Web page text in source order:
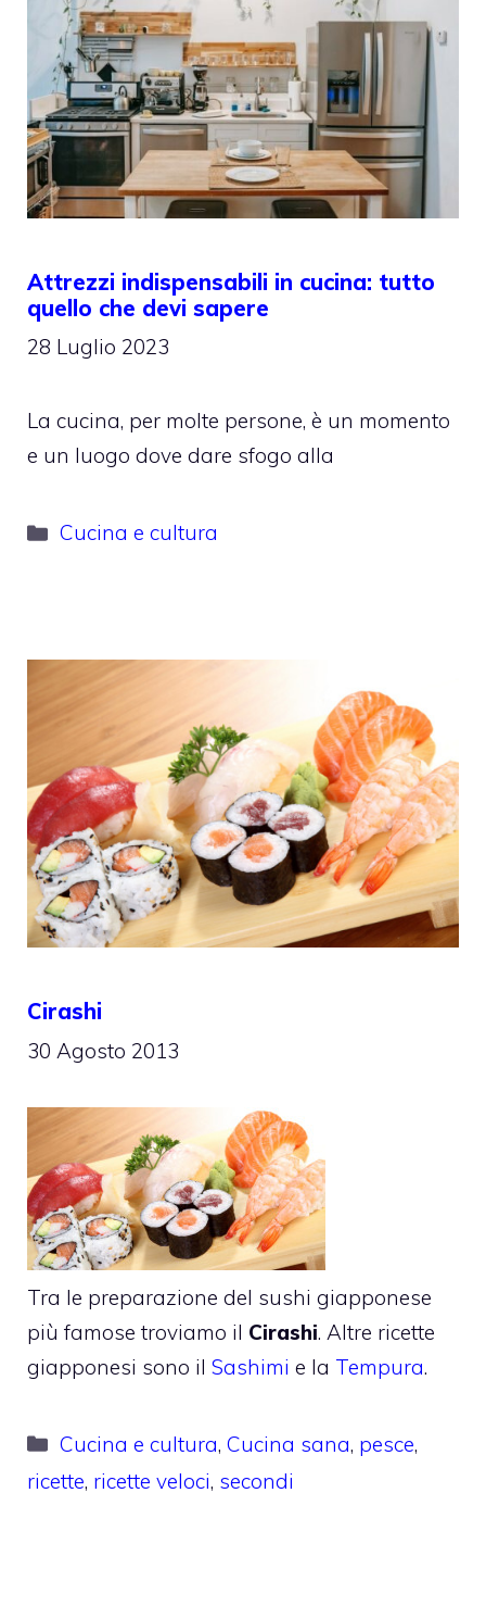
Attrezzi indispensabili in cucina: tutto
quello che devi sapere
28 Luglio 2023
La cucina, per molte persone, è un momento
e un luogo dove dare sfogo alla
Categorie
Cucina e cultura
Cirashi
30 Agosto 2013
Tra le preparazione del sushi giapponese
più famose troviamo il Cirashi. Altre ricette
giapponesi sono il Sashimi e la Tempura.
Categorie
Cucina e cultura,Cucina sana, pesce,
ricette, ricette veloci, secondi